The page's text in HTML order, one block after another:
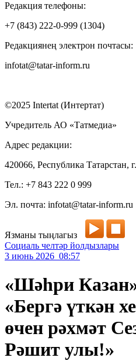
Редакция телефоны:
+7 (843) 222-0-999 (1304)
Редакциянең электрон почтасы:
infotat@tatar-inform.ru
©2025 Intertat (Интертат)
Учредитель АО «Татмедиа»
Адрес редакции:
420066, Республика Татарстан,
Тел.: +7 843 222 0 999
Эл. почта: infotat@tatar-inform.ru
Язманы тыңлагыз
Социаль челтәр йолдызлары
3 июнь 2026 08:57
«Шәһри
«Бергә үткән
өчен рәхмәт
Рәшит улы!»